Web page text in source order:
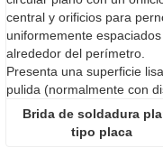
Brida de soldadura
tipo placa